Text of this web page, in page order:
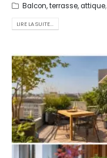
Balcon, terrasse, attique,
LIRE LA SUITE...